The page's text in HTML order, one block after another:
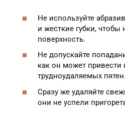
Не используйте
и жесткие губки, чтобы
поверхность.
Не допускайте
как он может привести
трудноудаляемых пятен.
Сразу же удаляйте
они не успели